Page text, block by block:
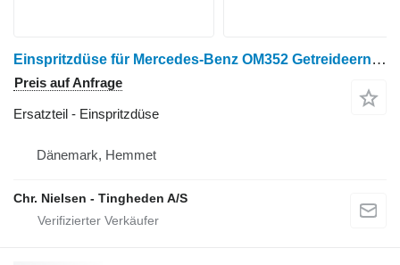
Einspritzdüse für Mercedes-Benz OM352 Getreideernter
Preis auf Anfrage
Ersatzteil - Einspritzdüse
Dänemark, Hemmet
Chr. Nielsen - Tingheden A/S